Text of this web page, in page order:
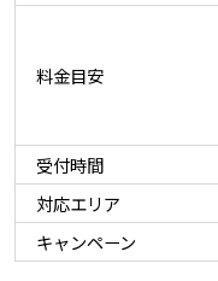
料金目安
受付時間
対応エリア
キャンペーン